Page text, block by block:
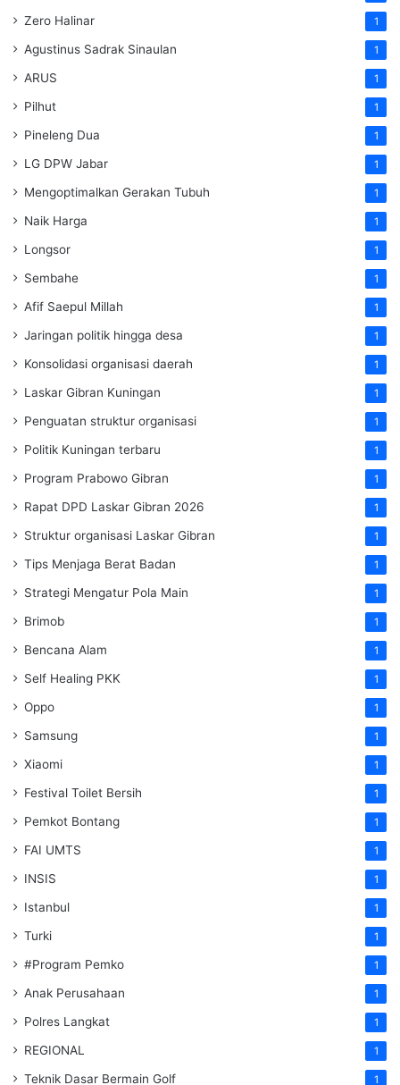
Zero Halinar 1
Agustinus Sadrak Sinaulan 1
ARUS 1
Pilhut 1
Pineleng Dua 1
LG DPW Jabar 1
Mengoptimalkan Gerakan Tubuh 1
Naik Harga 1
Longsor 1
Sembahe 1
Afif Saepul Millah 1
Jaringan politik hingga desa 1
Konsolidasi organisasi daerah 1
Laskar Gibran Kuningan 1
Penguatan struktur organisasi 1
Politik Kuningan terbaru 1
Program Prabowo Gibran 1
Rapat DPD Laskar Gibran 2026 1
Struktur organisasi Laskar Gibran 1
Tips Menjaga Berat Badan 1
Strategi Mengatur Pola Main 1
Brimob 1
Bencana Alam 1
Self Healing PKK 1
Oppo 1
Samsung 1
Xiaomi 1
Festival Toilet Bersih 1
Pemkot Bontang 1
FAI UMTS 1
INSIS 1
Istanbul 1
Turki 1
#Program Pemko 1
Anak Perusahaan 1
Polres Langkat 1
REGIONAL 1
Teknik Dasar Bermain Golf 1